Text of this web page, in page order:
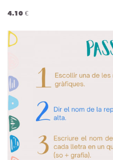
4.10 €